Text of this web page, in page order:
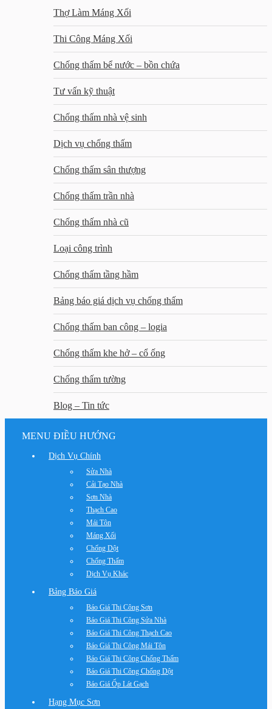
Thợ Làm Máng Xối
Thi Công Máng Xối
Chống thấm bể nước – bồn chứa
Tư vấn kỹ thuật
Chống thấm nhà vệ sinh
Dịch vụ chống thấm
Chống thấm sân thượng
Chống thấm trần nhà
Chống thấm nhà cũ
Loại công trình
Chống thấm tầng hầm
Bảng báo giá dịch vụ chống thấm
Chống thấm ban công – logia
Chống thấm khe hở – cổ ống
Chống thấm tường
Blog – Tin tức
MENU ĐIỀU HƯỚNG
Dịch Vụ Chính
Sửa Nhà
Cải Tạo Nhà
Sơn Nhà
Thạch Cao
Mái Tôn
Máng Xối
Chống Dột
Chống Thấm
Dịch Vụ Khác
Bảng Báo Giá
Báo Giá Thi Công Sơn
Báo Giá Thi Công Sửa Nhà
Báo Giá Thi Công Thạch Cao
Báo Giá Thi Công Mái Tôn
Báo Giá Thi Công Chống Thấm
Báo Giá Thi Công Chống Dột
Báo Giá Ốp Lát Gạch
Hạng Mục Sơn